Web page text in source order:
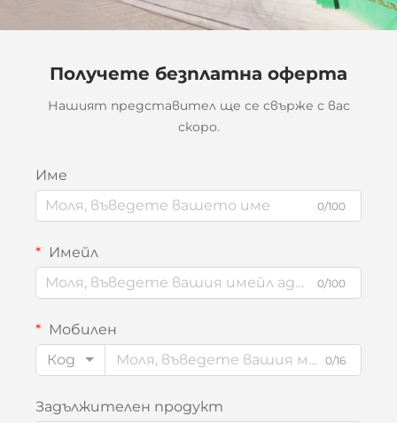
Получете безплатна оферта
Нашият представител ще се свърже с вас
скоро.
Име
0/100
Имейл
0/100
Мобилен
Код
0/16
Задължителен продукт